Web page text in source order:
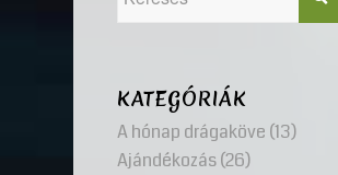
KATEGÓRIÁK
A hónap drágaköve (13)
Ajándékozás(26)